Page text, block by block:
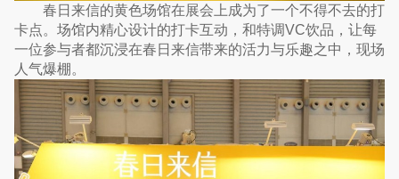
春日来信的黄色场馆在展会上成为了一个不得不去的打
卡点。场馆内精心设计的打卡互动，和特调VC饮品，让每
一位参与者都沉浸在春日来信带来的活力与乐趣之中，现场
人气爆棚。